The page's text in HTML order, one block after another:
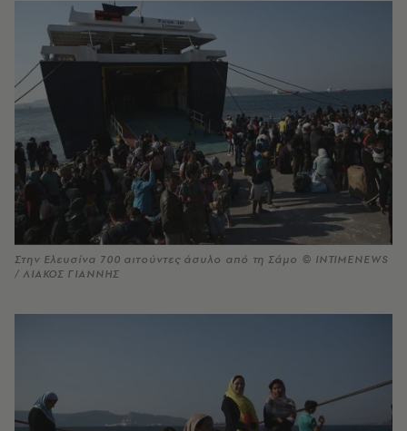
Στην Ελευσίνα 700 αιτούντες άσυλο από τη Σάμο © INTIMENEWS
/ ΛΙΑΚΟΣ ΓΙΑΝΝΗΣ